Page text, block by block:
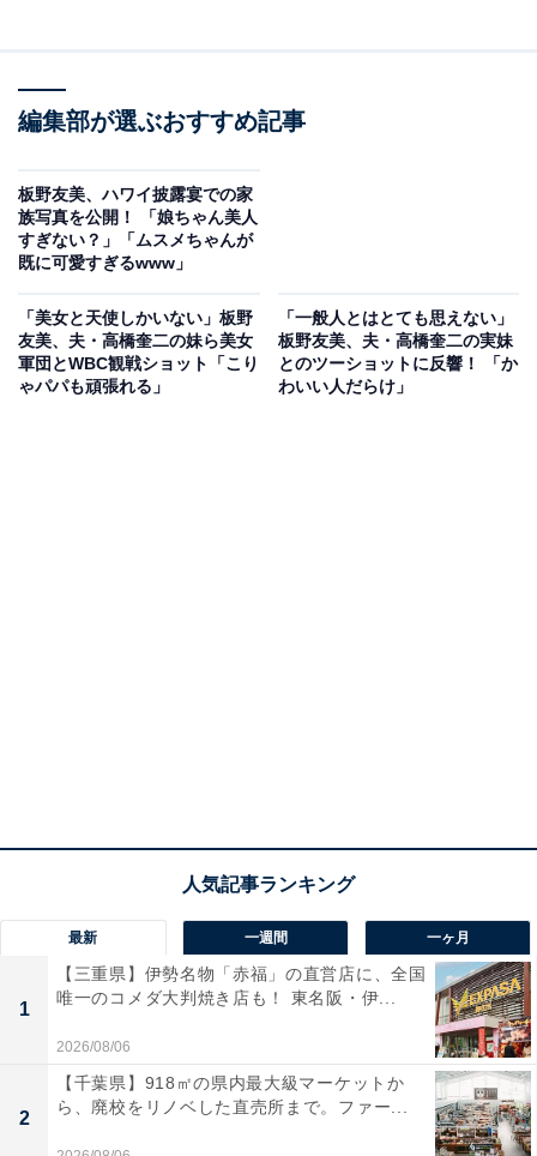
編集部が選ぶおすすめ記事
板野友美、ハワイ披露宴での家
族写真を公開！ 「娘ちゃん美人
すぎない？」「ムスメちゃんが
既に可愛すぎるwww」
「美女と天使しかいない」板野
友美、夫・高橋奎二の妹ら美女
軍団とWBC観戦ショット「こり
ゃパパも頑張れる」
「一般人とはとても思えない」
板野友美、夫・高橋奎二の実妹
とのツーショットに反響！ 「か
わいい人だらけ」
最新 一週間 一ヶ月
1
【三重県】伊勢名物「赤福」の直営店に、全国
唯一のコメダ大判焼き店も！ 東名阪・伊...
2026/08/06
2
【千葉県】918㎡の県内最大級マーケットか
ら、廃校をリノベした直売所まで。ファー...